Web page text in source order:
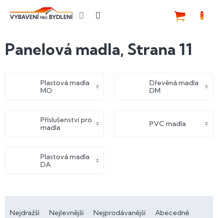
Panelová madla, Strana 11
Plastová madla
MO
Dřevěná madla
DM
Příslušenství pro
madla
PVC madla
Plastová madla
DA
aNejdražší Nejlevnější Nejprodávanější Abecedně